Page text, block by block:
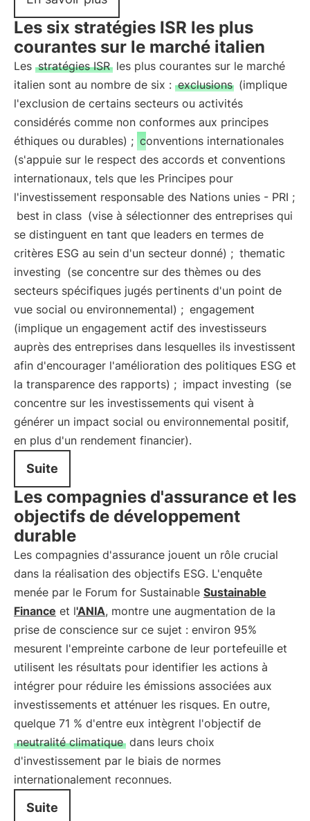
Les six stratégies ISR les plus
courantes sur le marché italien
Les stratégies ISR les plus courantes sur le marché
italien sont au nombre de six : exclusions (implique
l'exclusion de certains secteurs ou activités
considérés comme non conformes aux principes
éthiques ou durables) ; conventions internationales
(s'appuie sur le respect des accords et conventions
internationaux, tels que les Principes pour
l'investissement responsable des Nations unies - PRI ;
best in class (vise à sélectionner des entreprises qui
se distinguent en tant que leaders en termes de
critères ESG au sein d'un secteur donné) ; thematic
investing (se concentre sur des thèmes ou des
secteurs spécifiques jugés pertinents d'un point de
vue social ou environnemental) ; engagement
(implique un engagement actif des investisseurs
auprès des entreprises dans lesquelles ils investissent
afin d'encourager l'amélioration des politiques ESG et
la transparence des rapports) ; impact investing (se
concentre sur les investissements qui visent à
générer un impact social ou environnemental positif,
en plus d'un rendement financier).
Suite
Les compagnies d'assurance et les
objectifs de développement
durable
Les compagnies d'assurance jouent un rôle crucial
dans la réalisation des objectifs ESG. L'enquête
menée par le Forum for Sustainable Sustainable
Finance et l'ANIA, montre une augmentation de la
prise de conscience sur ce sujet : environ 95%
mesurent l'empreinte carbone de leur portefeuille et
utilisent les résultats pour identifier les actions à
intégrer pour réduire les émissions associées aux
investissements et atténuer les risques. En outre,
quelque 71 % d'entre eux intègrent l'objectif de
neutralité climatique dans leurs choix
d'investissement par le biais de normes
internationalement reconnues.
Suite